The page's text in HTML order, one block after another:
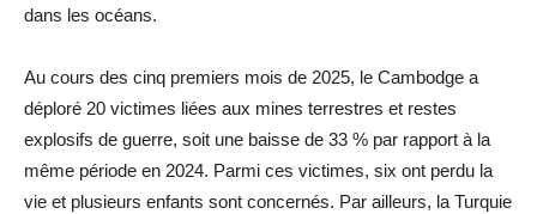
dans les océans.
Au cours des cinq premiers mois de 2025, le Cambodge a
déploré 20 victimes liées aux mines terrestres et restes
explosifs de guerre, soit une baisse de 33 % par rapport à la
même période en 2024. Parmi ces victimes, six ont perdu la
vie et plusieurs enfants sont concernés. Par ailleurs, la Turquie